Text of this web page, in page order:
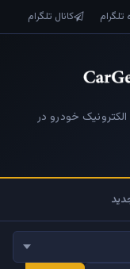
تلگرام کانال تلگرام
خودرو در